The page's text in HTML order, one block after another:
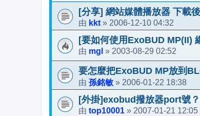
[分享] 網站媒體播放器 下載
由 kkt » 2006-12-10 04:32
[要如何使用ExoBUD MP(II)
由 mgl » 2003-08-29 02:52
要怎麼把ExoBUD MP放到
由 孫銘敏 » 2006-01-22 18:38
[外掛]exobud撥放器port號？
由 top10001 » 2007-01-21 12:05